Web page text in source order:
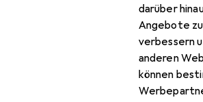
darüber
Angebote
verbessern
anderen
könnenHier